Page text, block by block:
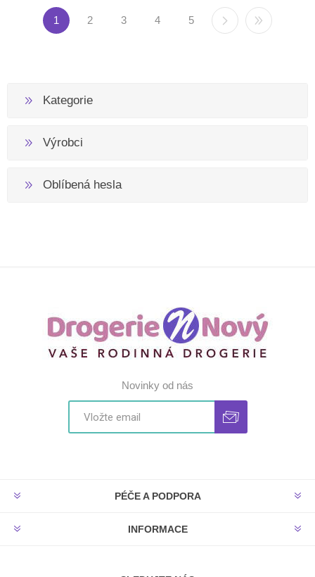
1 2 3 4 5
Kategorie
Výrobci
Oblíbená hesla
Novinky od nás
PÉČE A PODPORA
INFORMACE